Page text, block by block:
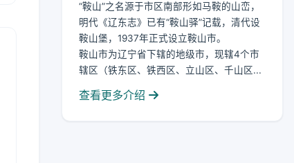
“鞍山”之名源于市区南部形如马鞍的山峦，
明代《辽东志》已有“鞍山驿”记载，清代设
鞍山堡，1937年正式设立鞍山市。
鞍山市为辽宁省下辖的地级市，现辖4个市
辖区（铁东区、铁西区、立山区、千山区...
查看更多介绍